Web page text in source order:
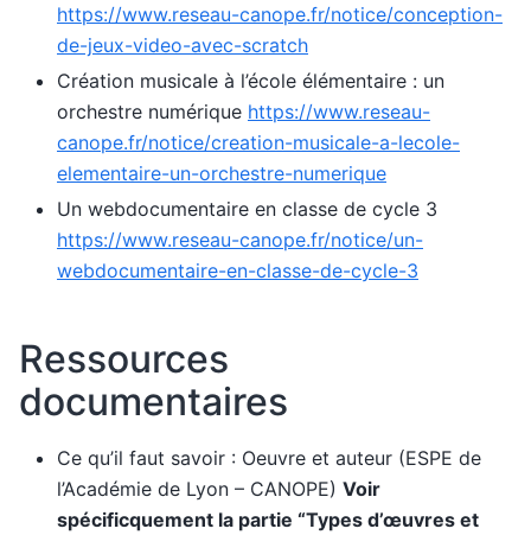
https://www.reseau-canope.fr/notice/conception-
de-jeux-video-avec-scratch
Création musicale à l’école élémentaire : un
orchestre numérique https://www.reseau-
canope.fr/notice/creation-musicale-a-lecole-
elementaire-un-orchestre-numerique
Un webdocumentaire en classe de cycle 3
https://www.reseau-canope.fr/notice/un-
webdocumentaire-en-classe-de-cycle-3
Ressources
documentaires
Ce qu’il faut savoir : Oeuvre et auteur (ESPE de
l’Académie de Lyon – CANOPE) Voir
spécificquement la partie “Types d’œuvres et